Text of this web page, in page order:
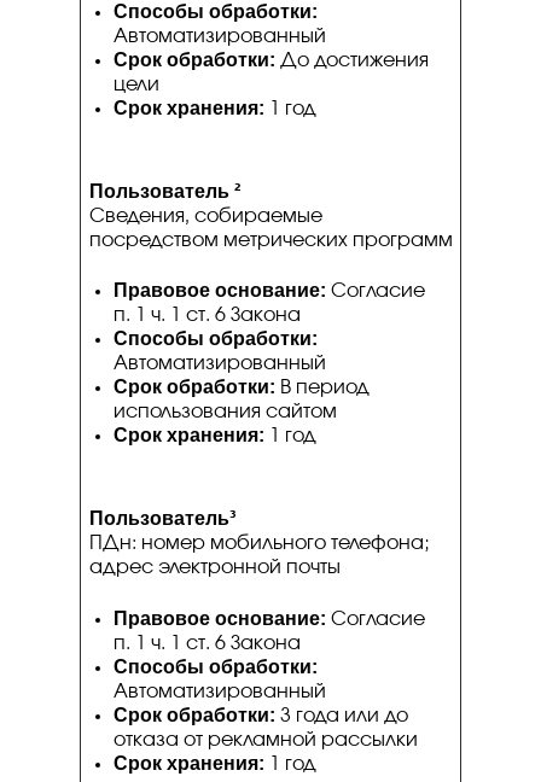
Пользователь³
ПДн: номер мобильного телефона;
адрес электронной почты
Пользователь ²
Сведения, собираемые
посредством метрических программ
Правовое основание: Согласие
п. 1 ч. 1 ст. 6 Закона
Способы обработки:
Автоматизированный
Срок обработки: 3 года или до
отказа от рекламной рассылки
Срок хранения: 1 год
Правовое основание: Согласие
п. 1 ч. 1 ст. 6 Закона
Способы обработки:
Автоматизированный
Срок обработки: В период
использования сайтом
Срок хранения: 1 год
Способы обработки:
Автоматизированный
Срок обработки: До достижения
цели
Срок хранения: 1 год